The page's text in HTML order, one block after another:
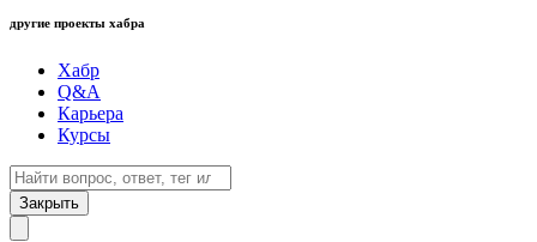
другие проекты хабра
Хабр
Q&A
Карьера
Курсы
Закрыть